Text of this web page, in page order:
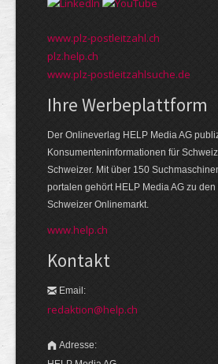
www.plz-postleitzahl.ch
plz.help.ch
www.plz-postleitzahlsuche.de
Ihre Werbeplattform
Der Onlineverlag HELP Media AG
Konsumenten­informationen für
Schweizer. Mit über 150
portalen gehört HELP Media AG zu
Schweizer Onlinemarkt.
www.help.ch
Kontakt
Email:
redaktion@help.ch
Adresse: